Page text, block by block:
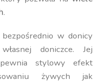
.
w donicy
doniczce. Jej
stylowy efekt
żywych jak